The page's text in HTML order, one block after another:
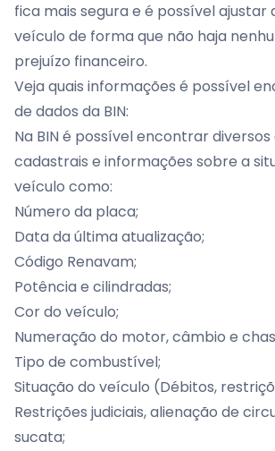
fica mais segura e é possível ajustar
veículo de forma que não haja
prejuízo financeiro.
Veja quais informações é possível
de dados da BIN:
Na BIN é possível encontrar diversos
cadastrais e informações sobre a
veículo como:
Número da placa;
Data da última atualização;
Código Renavam;
Potência e cilindradas;
Cor do veículo;
Numeração do motor, câmbio e
Tipo de combustível;
Situação do veículo (Débitos,
Restrições judiciais, alienação de
sucata;